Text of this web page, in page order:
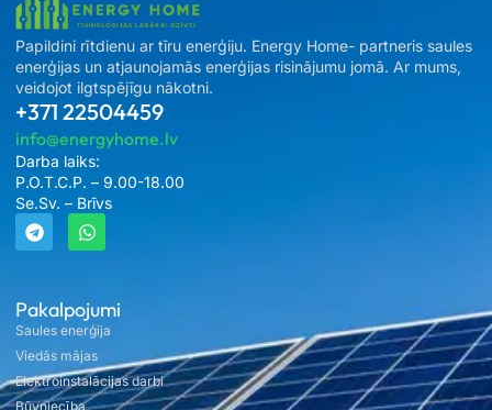
Pakalpojumi
Saules enerģija
Viedās mājas
Elektroinstalācijas darbi
Būvniecība
Papildini rītdienu ar tīru enerģiju. Energy Home- partneris saules
enerģijas un atjaunojamās enerģijas risinājumu jomā. Ar mums,
veidojot ilgtspējīgu nākotni.
+371 22504459
info@energyhome.lv
Darba laiks:
P.O.T.C.P. – 9.00-18.00
Se.Sv. – Brīvs